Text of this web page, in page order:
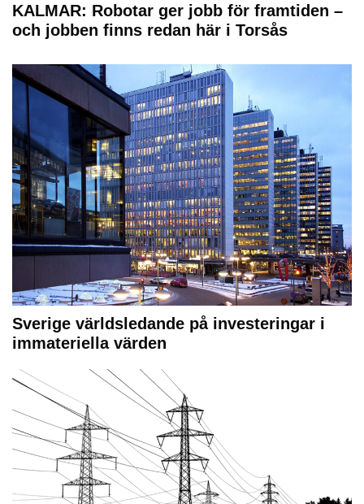
KALMAR: Robotar ger jobb för framtiden –
och jobben finns redan här i Torsås
Sverige världsledande på investeringar i
immateriella värden